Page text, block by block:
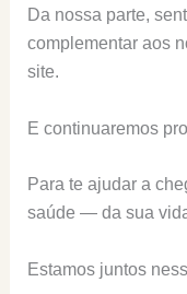
Da nossa parte,
complementar aos
site.
E continuaremos
Para te ajudar a
saúde — da sua
Estamos juntos